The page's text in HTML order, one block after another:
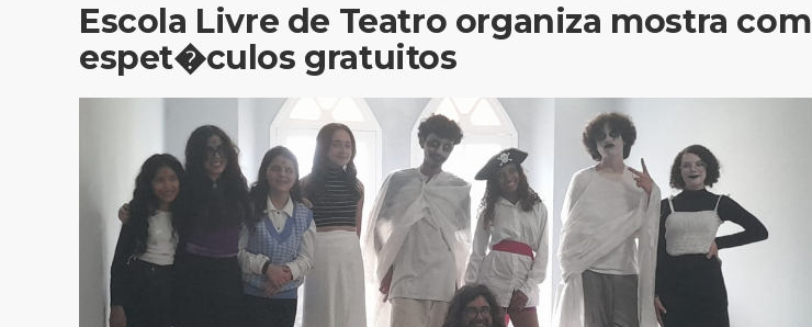
Escola Livre de Teatro organiza mostra com
espet�culos gratuitos